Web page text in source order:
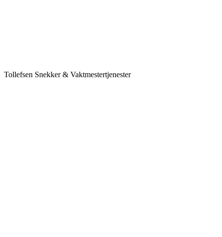
Tollefsen Snekker & Vaktmestertjenester